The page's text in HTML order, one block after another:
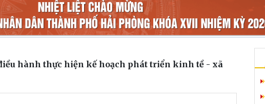
hành thực hiện kế hoạch phát triển kinh tề - xã